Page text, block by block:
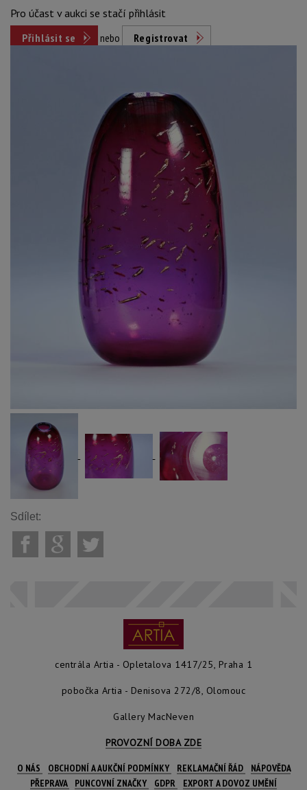
Pro účast v aukci se stačí přihlásit
Přihlásit se
nebo Registrovat
Sdílet:
centrála Artia - Opletalova 1417/25, Praha 1
pobočka Artia - Denisova 272/8, Olomouc
Gallery MacNeven
PROVOZNÍ DOBA ZDE
O NÁS OBCHODNÍ A AUKČNÍ PODMÍNKY REKLAMAČNÍ ŘÁD
NÁPOVĚDA
PŘEPRAVA
PUNCOVNÍ ZNAČKY GDPR EXPORT A DOVOZ UMĚNÍ